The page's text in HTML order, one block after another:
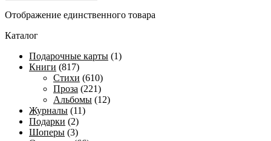
Отображение единственного товара
Каталог
Подарочные карты (1)
Книги (817)
Стихи (610)
Проза (221)
Альбомы (12)
Журналы (11)
Подарки (2)
Шоперы (3)